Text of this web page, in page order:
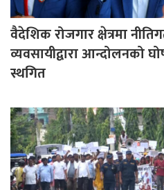
वैदेशिक रोजगार क्षेत्रमा
व्यवसायीद्वारा आन्दोलनको
स्थगित